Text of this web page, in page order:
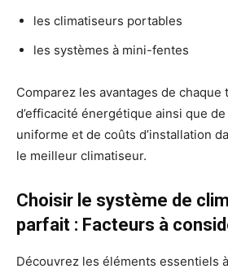
les climatiseurs portables
les systèmes à mini-fentes
Comparez les avantages de chaque
d’efficacité énergétique ainsi que
uniforme et de coûts d’installation
le meilleur climatiseur.
Choisir le système de
parfait : Facteurs à
Découvrez les éléments essentiels